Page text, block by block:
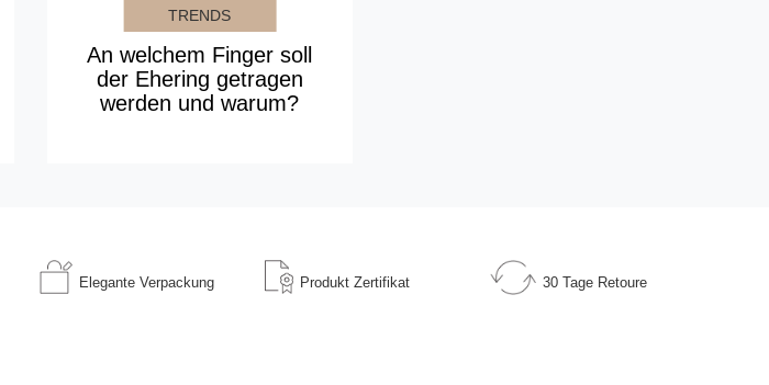
TRENDS
An welchem Finger soll
der Ehering getragen
werden und warum?
Elegante Verpackung Produkt Zertifikat 30 Tage Retoure